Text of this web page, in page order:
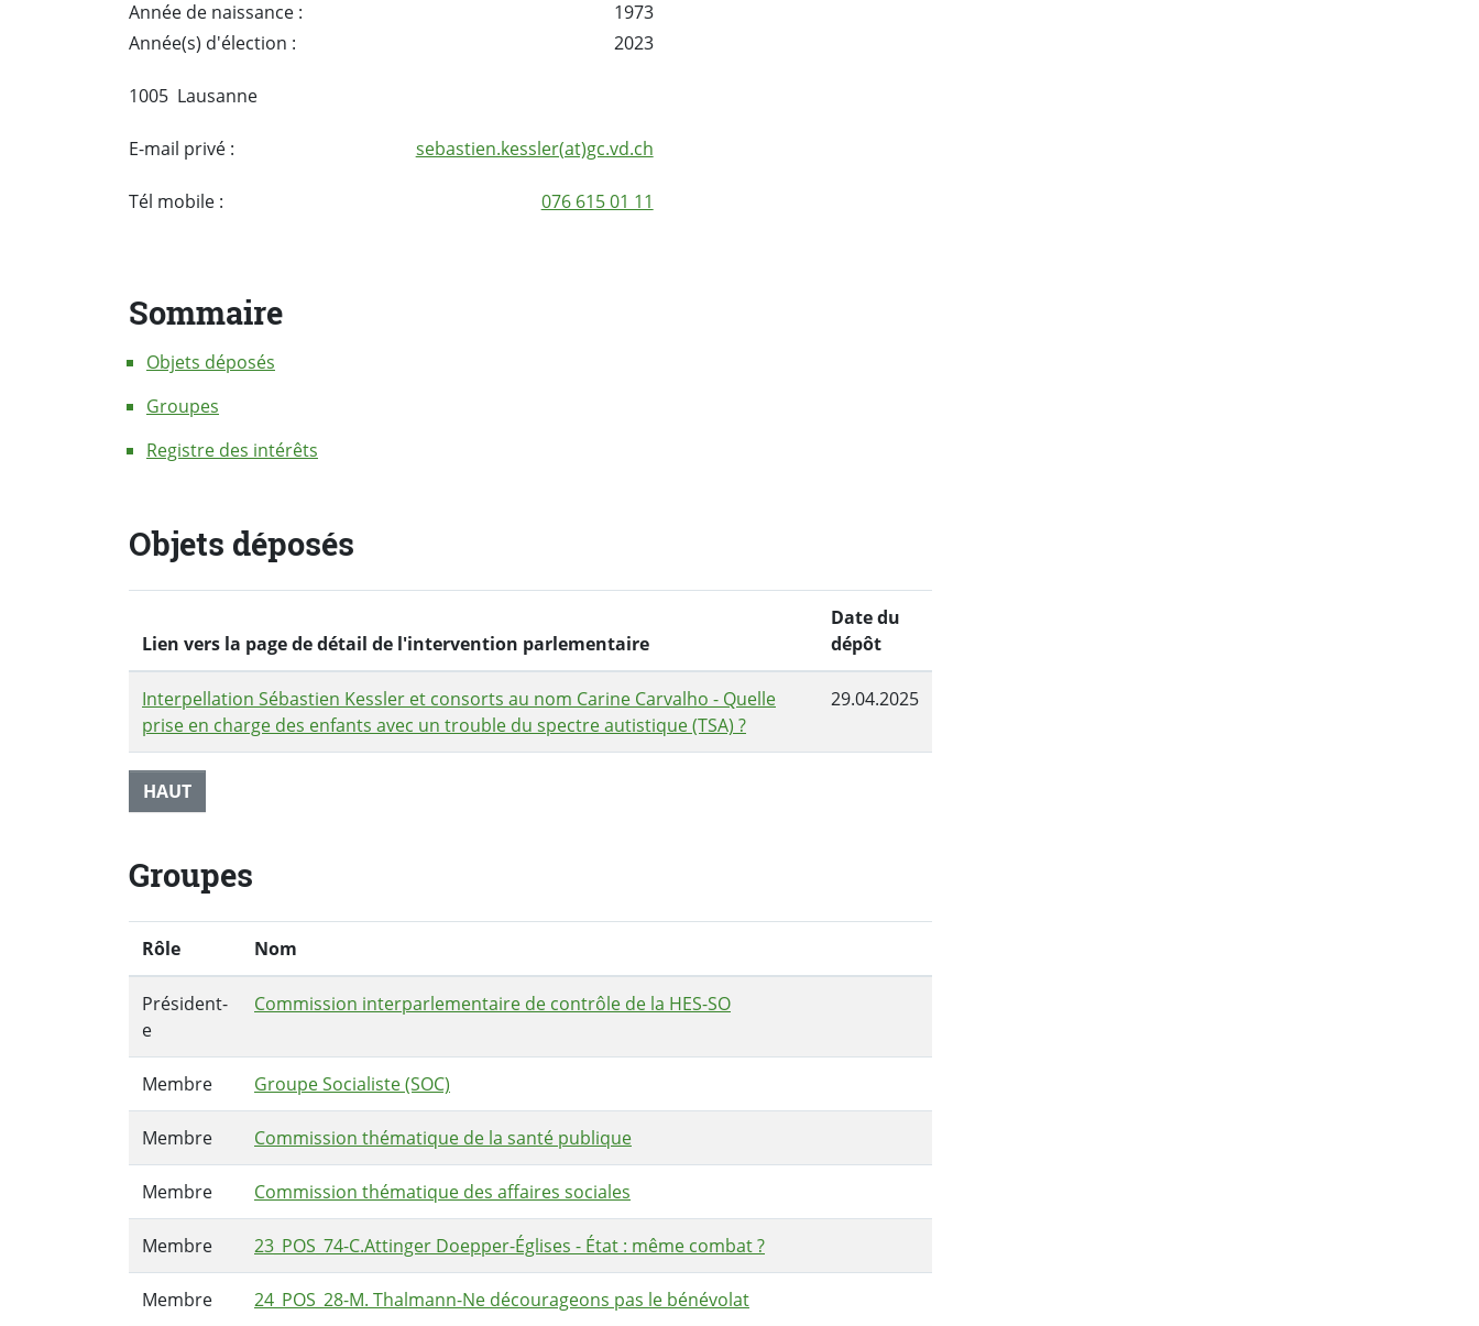
Année de naissance :
1973
Année(s) d'élection :
2023
1005 Lausanne
E-mail privé : sebastien.kessler(at)gc.vd.ch
Tél mobile : 076 615 01 11
Sommaire
Objets déposés
Groupes
Registre des intérêts
Objets déposés
Lien vers la page de détail de l'intervention parlementaire
Date du
dépôt
Interpellation Sébastien Kessler et consorts au nom Carine Carvalho - Quelle
prise en charge des enfants avec un trouble du spectre autistique (TSA) ?
29.04.2025
HAUT
Groupes
Rôle Nom
Président-
e
Commission interparlementaire de contrôle de la HES-SO
Membre Groupe Socialiste (SOC)
Membre Commission thématique de la santé publique
Membre Commission thématique des affaires sociales
Membre 23_POS_74-C.Attinger Doepper-Églises - État : même combat ?
Membre 24_POS_28-M. Thalmann-Ne décourageons pas le bénévolat